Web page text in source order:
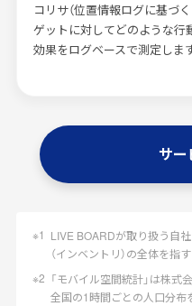
コリサ（位置情報ログに基づ
ゲットに対してどのような行
効果をログベースで測定しま
サ
LIVE BOARDが取り扱う自
（インベントリ）の全体を指す
「モバイル空間統計」は株
全国の1時間ごとの人口分布